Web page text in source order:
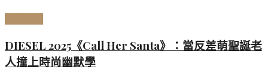
DIESEL 2025《Call Her Santa》：當反差萌聖誕老
人撞上時尚幽默學